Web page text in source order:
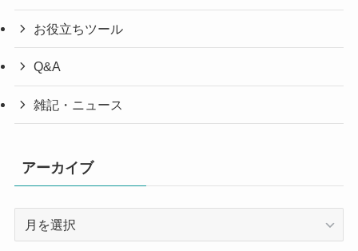
お役立ちツール
Q&A
雑記・ニュース
アーカイブ